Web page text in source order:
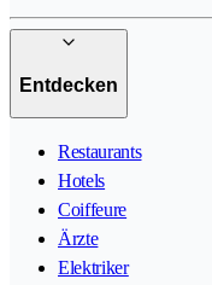
Entdecken
Restaurants
Hotels
Coiffeure
Ärzte
Elektriker